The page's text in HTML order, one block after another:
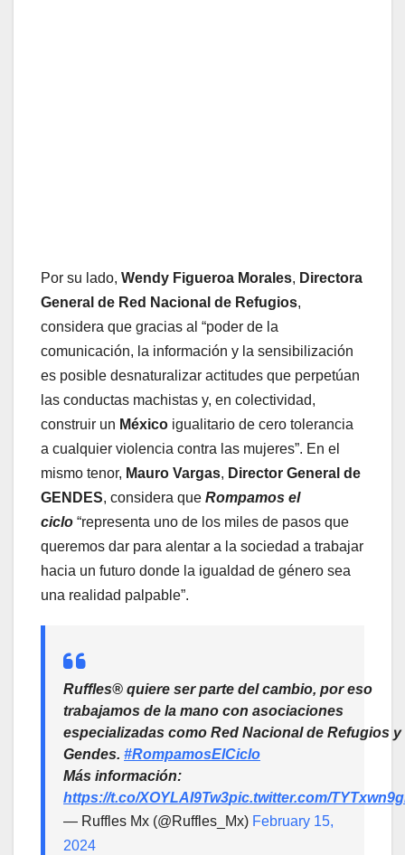
Por su lado, Wendy Figueroa Morales, Directora
General de Red Nacional de Refugios,
considera que gracias al “poder de la
comunicación, la información y la sensibilización
es posible desnaturalizar actitudes que perpetúan
las conductas machistas y, en colectividad,
construir un México igualitario de cero tolerancia
a cualquier violencia contra las mujeres”. En el
mismo tenor, Mauro Vargas, Director General de
GENDES, considera que Rompamos el
ciclo “representa uno de los miles de pasos que
queremos dar para alentar a la sociedad a trabajar
hacia un futuro donde la igualdad de género sea
una realidad palpable”.
Ruffles® quiere ser parte del cambio, por eso
trabajamos de la mano con asociaciones
especializadas como Red Nacional de Refugios y
Gendes. #RompamosElCiclo
Más información:
https://t.co/XOYLAI9Tw3pic.twitter.com/
— Ruffles Mx (@Ruffles_Mx) February 15,
2024